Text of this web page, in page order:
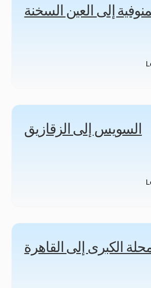
إلى العين السخنة
السويس إلى الزقازيق
الكبرى إلى القاهرة